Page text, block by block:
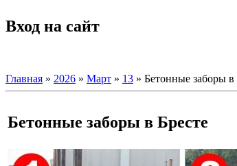
Вход на сайт
Главная » 2026 » Март » 13 » Бетонные заборы в
Бетонные заборы в Бресте